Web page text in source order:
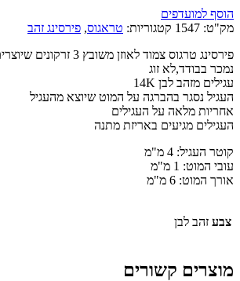
הוסף למועדפים
מק"ט: 1547 קטגוריות: טראגוס, פירסינג זהב
פירסינג טרגוס צמוד לאוזן משובץ 3 זרקונים שיוצרים משולש
נמכר בבודד,לא זוג
עגילים מזהב לבן 14K
העגיל נסגר בהברגה על המוט שיוצא מהעגיל
אחריות מלאה על העגילים
העגילים מגיעים באריזת מתנה
קוטר העגיל: 4 מ"מ
עובי המוט: 1 מ"מ
אורך המוט: 6 מ"מ
צבע זהב לבן
מוצרים קשורים